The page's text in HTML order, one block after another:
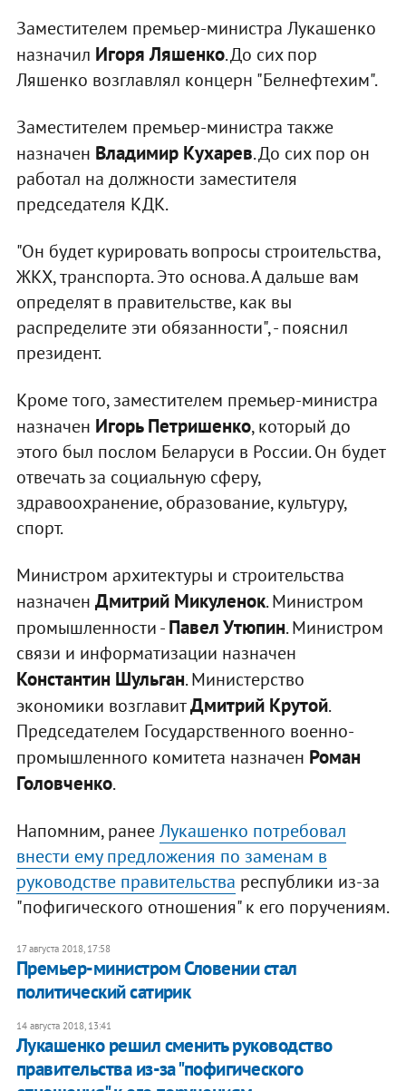
Заместителем премьер-министра Лукашенко
назначил Игоря Ляшенко. До сих пор
Ляшенко возглавлял концерн "Белнефтехим".
Заместителем премьер-министра также
назначен Владимир Кухарев. До сих пор он
работал на должности заместителя
председателя КДК.
"Он будет курировать вопросы строительства,
ЖКХ, транспорта. Это основа. А дальше вам
определят в правительстве, как вы
распределите эти обязанности", - пояснил
президент.
Кроме того, заместителем премьер-министра
назначен Игорь Петришенко, который до
этого был послом Беларуси в России. Он будет
отвечать за социальную сферу,
здравоохранение, образование, культуру,
спорт.
Министром архитектуры и строительства
назначен Дмитрий Микуленок. Министром
промышленности -Павел Утюпин. Министром
связи и информатизации назначен
Константин Шульган. Министерство
экономики возглавитДмитрий Крутой.
Председателем Государственного военно-
промышленного комитета назначен Роман
Головченко.
Напомним, ранееЛукашенко потребовал
внести ему предложения по заменам в
руководстве правительства республики из-за
"пофигического отношения" к его поручениям.
17 августа 2018, 17:58
Премьер-министром Словении стал
политический сатирик
14 августа 2018, 13:41
Лукашенко решил сменить руководство
правительства из-за "пофигического